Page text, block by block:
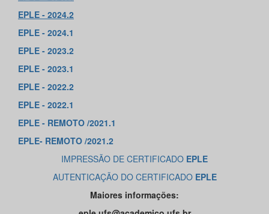
EPLE - 2024.2
EPLE - 2024.1
EPLE - 2023.2
EPLE - 2023.1
EPLE - 2022.2
EPLE - 2022.1
EPLE - REMOTO /2021.1
EPLE- REMOTO /2021.2
IMPRESSÃO DE CERTIFICADO EPLE
AUTENTICAÇÃO DO CERTIFICADO EPLE
Maiores informações: